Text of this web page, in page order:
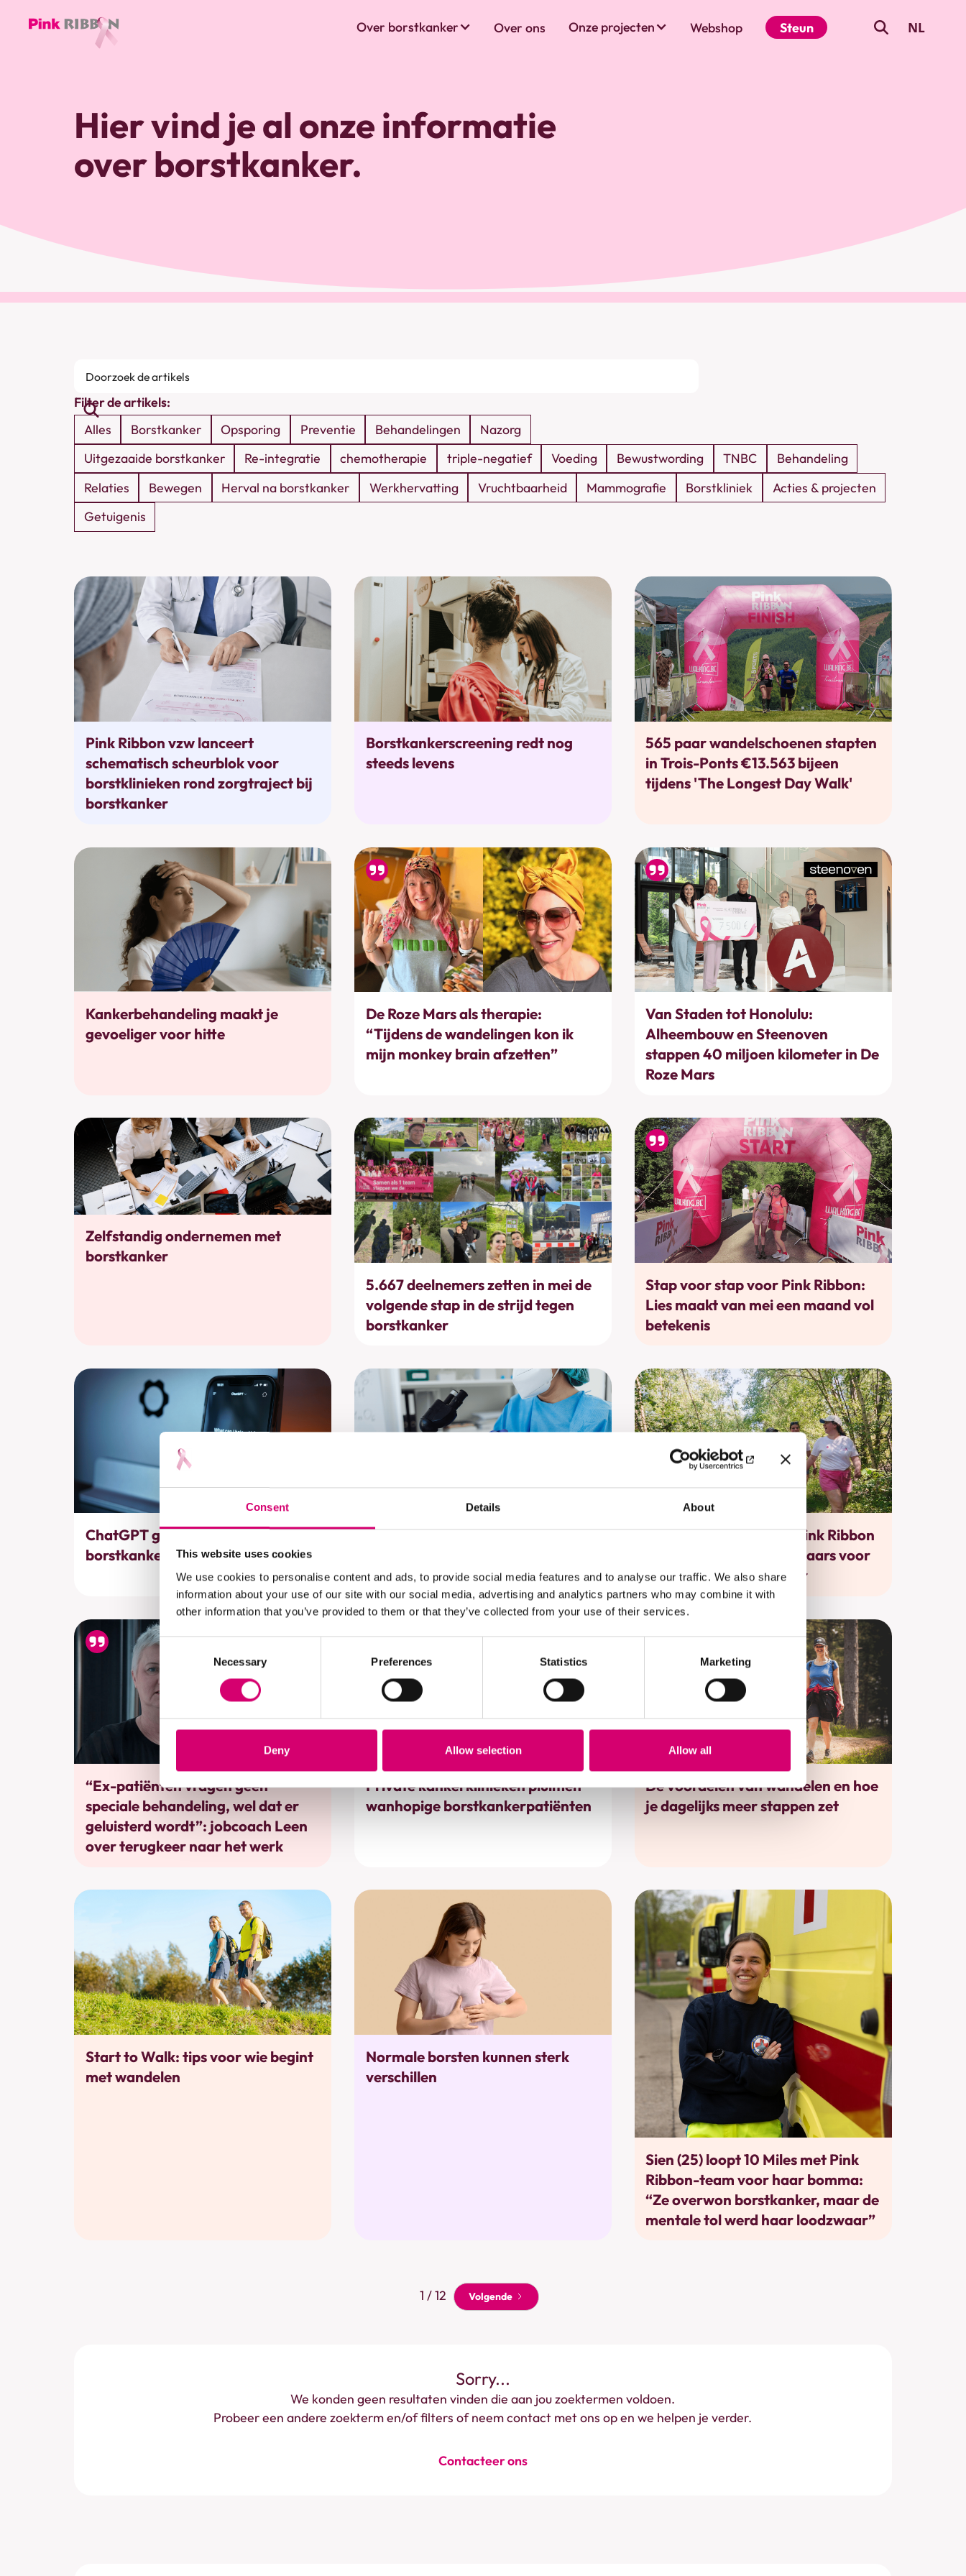
Consent Details About
This website uses cookies
We use cookies to personalise content and ads, to provide social media features and to analyse our traffic. We also share
information about your use of our site with our social media, advertising and analytics partners who may combine it with
other information that you’ve provided to them or that they’ve collected from your use of their services.
Consent
Selection
Necessary Preferences Statistics Marketing
Deny Allow selection Allow all
homepage
Over borstkanker Over ons Onze projecten Webshop Steun NL
Hier vind je al onze informatie
over borstkanker.
Doorzoek
artikels
Filter de artikels:
Alles
Borstkanker Opsporing Preventie Behandelingen
Nazorg
Uitgezaaide borstkanker
Re-integratie chemotherapie triple-negatief Voeding Bewustwording TNBC
Behandeling
Relaties
Bewegen Herval na borstkanker Werkhervatting Vruchtbaarheid Mammografie Borstkliniek
Acties & projecten
Getuigenis
Pink Ribbon vzw lanceert
schematisch scheurblok voor
borstklinieken rond zorgtraject bij
borstkanker
Borstkankerscreening redt nog
steeds levens
565 paar wandelschoenen stapten
in Trois-Ponts €13.563 bijeen
tijdens 'The Longest Day Walk'
Kankerbehandeling maakt je
gevoeliger voor hitte
De Roze Mars als therapie:
“Tijdens de wandelingen kon ik
mijn monkey brain afzetten”
Van Staden tot Honolulu:
Alheembouw en Steenoven
stappen 40 miljoen kilometer in De
Roze Mars
Zelfstandig ondernemen met
borstkanker
5.667 deelnemers zetten in mei de
volgende stap in de strijd tegen
borstkanker
Stap voor stap voor Pink Ribbon:
Lies maakt van mei een maand vol
betekenis
ChatGPT geeft fout advies aan
borstkankerpatiënten
Nieuwe test voorspelt of
Vierde editie Walk for Pink Ribbon
verzamelt 2.436 wandelaars voor
strijd tegen borstkanker
“Ex-patiënten vragen geen
speciale behandeling, wel dat er
geluisterd wordt”: jobcoach Leen
over terugkeer naar het werk
Behandelingen
Private kankerklinieken pluimen
wanhopige borstkankerpatiënten
Bewegen
De voordelen van wandelen en hoe
je dagelijks meer stappen zet
Start to Walk: tips voor wie begint
met wandelen
Normale borsten kunnen sterk
verschillen
Sien (25) loopt 10 Miles met Pink
Ribbon-team voor haar bomma:
“Ze overwon borstkanker, maar de
mentale tol werd haar loodzwaar”
1 / 12 Volgende
Sorry...
We konden geen resultaten vinden die aan jou zoektermen voldoen.
Probeer een andere zoekterm en/of filters of neem contact met ons op en we helpen je verder.
Contacteer ons